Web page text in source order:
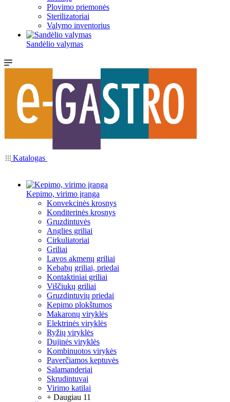
Plovimo priemonės
Sterilizatoriai
Valymo inventorius
Sandėlio valymas
Katalogas
Kepimo, virimo įranga
Konvekcinės krosnys
Konditerinės krosnys
Gruzdintuvės
Anglies griliai
Cirkuliatoriai
Griliai
Lavos akmenų griliai
Kebabų griliai, priedai
Kontaktiniai griliai
Viščiukų griliai
Gruzdintuvių priedai
Kepimo plokštumos
Makaronų viryklės
Elektrinės viryklės
Ryžių viryklės
Dujinės viryklės
Kombinuotos virykės
Paverčiamos keptuvės
Salamanderiai
Skrudintuvai
Virimo katilai
+ Daugiau 11